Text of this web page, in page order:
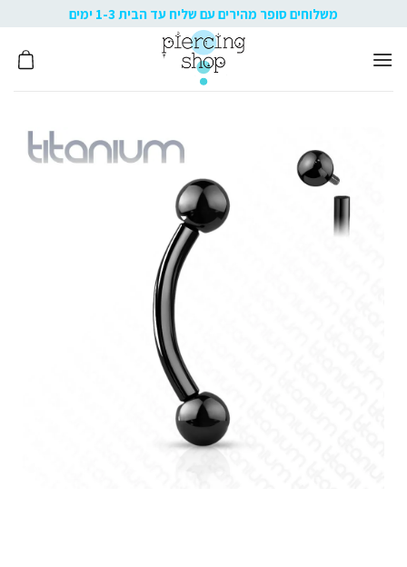
to
content
משלוחים סופר מהירים עם שליח עד הבית 1-3 ימים